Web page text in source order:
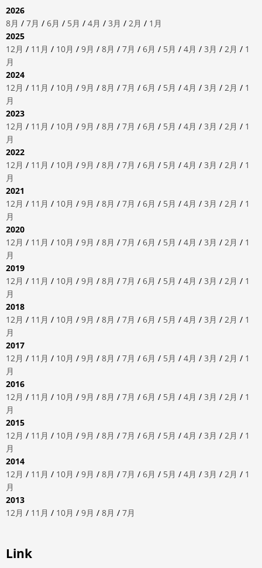
2026
8月 / 7月 / 6月 / 5月 / 4月 / 3月 / 2月 / 1月
2025
12月 / 11月 / 10月 / 9月 / 8月 / 7月 / 6月 / 5月 / 4月 / 3月 / 2月 / 1
月
2024
12月 / 11月 / 10月 / 9月 / 8月 / 7月 / 6月 / 5月 / 4月 / 3月 / 2月 / 1
月
2023
12月 / 11月 / 10月 / 9月 / 8月 / 7月 / 6月 / 5月 / 4月 / 3月 / 2月 / 1
月
2022
12月 / 11月 / 10月 / 9月 / 8月 / 7月 / 6月 / 5月 / 4月 / 3月 / 2月 / 1
月
2021
12月 / 11月 / 10月 / 9月 / 8月 / 7月 / 6月 / 5月 / 4月 / 3月 / 2月 / 1
月
2020
12月 / 11月 / 10月 / 9月 / 8月 / 7月 / 6月 / 5月 / 4月 / 3月 / 2月 / 1
月
2019
12月 / 11月 / 10月 / 9月 / 8月 / 7月 / 6月 / 5月 / 4月 / 3月 / 2月 / 1
月
2018
12月 / 11月 / 10月 / 9月 / 8月 / 7月 / 6月 / 5月 / 4月 / 3月 / 2月 / 1
月
2017
12月 / 11月 / 10月 / 9月 / 8月 / 7月 / 6月 / 5月 / 4月 / 3月 / 2月 / 1
月
2016
12月 / 11月 / 10月 / 9月 / 8月 / 7月 / 6月 / 5月 / 4月 / 3月 / 2月 / 1
月
2015
12月 / 11月 / 10月 / 9月 / 8月 / 7月 / 6月 / 5月 / 4月 / 3月 / 2月 / 1
月
2014
12月 / 11月 / 10月 / 9月 / 8月 / 7月 / 6月 / 5月 / 4月 / 3月 / 2月 / 1
月
2013
12月 / 11月 / 10月 / 9月 / 8月 / 7月
Link